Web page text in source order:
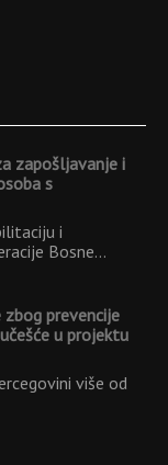
zapošljavanje i
s
i
Bosne…
prevencije
u projektu
više od